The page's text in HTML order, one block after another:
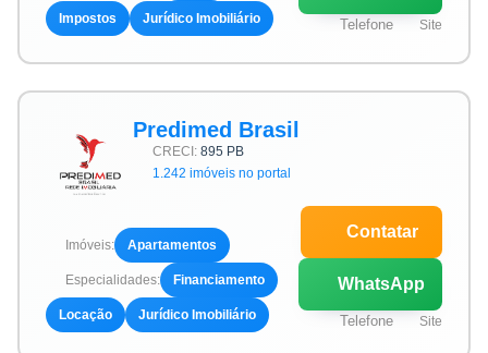
Impostos Jurídico Imobiliário Telefone Site
Predimed Brasil
CRECI: 895 PB
1.242 imóveis no portal
Imóveis: Apartamentos
Especialidades: Financiamento
Locação Jurídico Imobiliário
Contatar
WhatsApp
Telefone Site